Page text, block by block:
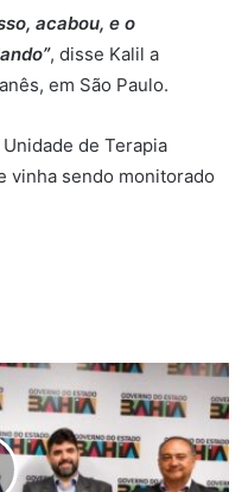
acabou, e o
, disse Kalil a
em São Paulo.
de Terapia
vinha sendo monitorado